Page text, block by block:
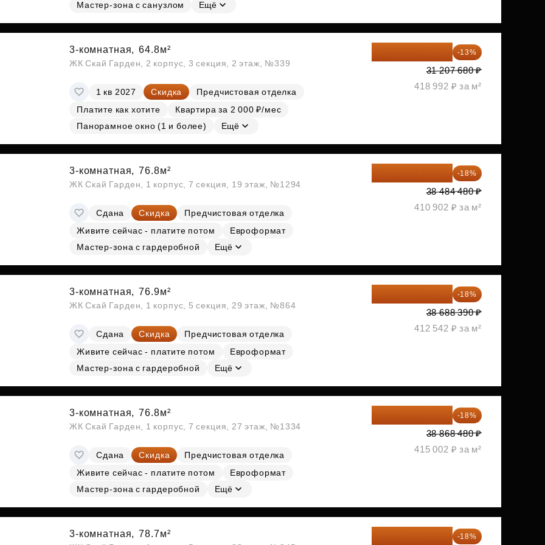
СубсидииМастер-зона с санузлом Ещё
3-комнатная, 64.8м²
ЖК Скай Гарден, 2 корпус, 3 секция, 2 этаж, №339
1 кв 2027 Скидка
Предчистовая отделка
Платите как хотите
Квартира за 2 000 ₽/мес
Панорамное окно (1 и более)
Ещё
-13%
31 207 680 ₽
418 992 ₽ за м²
3-комнатная, 76.8м²
ЖК Скай Гарден, 1 корпус, 7 секция, 19 этаж, №1294
Сдана Скидка
Предчистовая отделка
Живите сейчас - платите потом
Евроформат
Мастер-зона с гардеробной
Ещё
-18%
38 484 480 ₽
410 902 ₽ за м²
3-комнатная, 76.9м²
ЖК Скай Гарден, 1 корпус, 5 секция, 29 этаж, №864
Сдана Скидка
Предчистовая отделка
Живите сейчас - платите потом
Евроформат
Мастер-зона с гардеробной
Ещё
-18%
38 688 390 ₽
412 542 ₽ за м²
3-комнатная, 76.8м²
ЖК Скай Гарден, 1 корпус, 7 секция, 27 этаж, №1334
Сдана Скидка
Предчистовая отделка
Живите сейчас - платите потом
Евроформат
Мастер-зона с гардеробной
Ещё
-18%
38 868 480 ₽
415 002 ₽ за м²
3-комнатная, 78.7м² -18%